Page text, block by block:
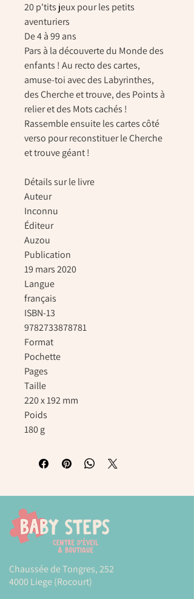
20 p'tits jeux pour les petits
aventuriers
De 4 à 99 ans
Pars à la découverte du Monde des
enfants ! Au recto des cartes,
amuse-toi avec des Labyrinthes,
des Cherche et trouve, des Points à
relier et des Mots cachés !
Rassemble ensuite les cartes côté
verso pour reconstituer le Cherche
et trouve géant !
Détails sur le livre
Auteur
Inconnu
Éditeur
Auzou
Publication
19 mars 2020
Langue
français
ISBN-13
9782733878781
Format
Pochette
Pages
Taille
220 x 192 mm
Poids
180 g
Chaussée de Tongres, 252
4000 Liege (Rocourt)